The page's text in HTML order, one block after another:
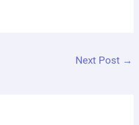
Next Post →